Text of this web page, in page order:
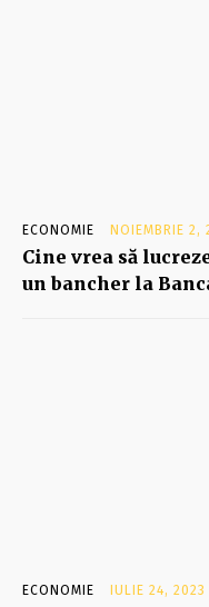
ECONOMIE NOIEMBRIE 2,
Cine vrea să
un bancher la
ECONOMIE IULIE 24, 2023